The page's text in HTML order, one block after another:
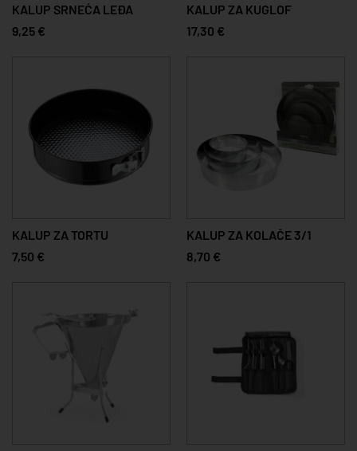
KALUP SRNEĆA LEĐA
9,25 €
KALUP ZA KUGLOF
17,30 €
KALUP ZA TORTU
7,50 €
KALUP ZA KOLAČE 3/1
8,70 €